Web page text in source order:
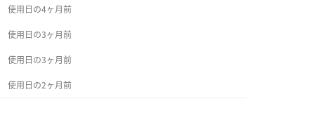
使用日の4ヶ月前
使用日の3ヶ月前
使用日の3ヶ月前
使用日の2ヶ月前